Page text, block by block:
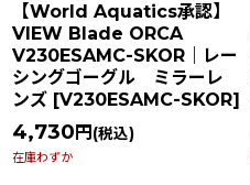
【World Aquatics承認】
VIEW Blade ORCA
V230ESAMC-SKOR｜レー
シングゴーグル ミラーレ
ンズ [V230ESAMC-SKOR]
4,730 円 (税込)
在庫わずか